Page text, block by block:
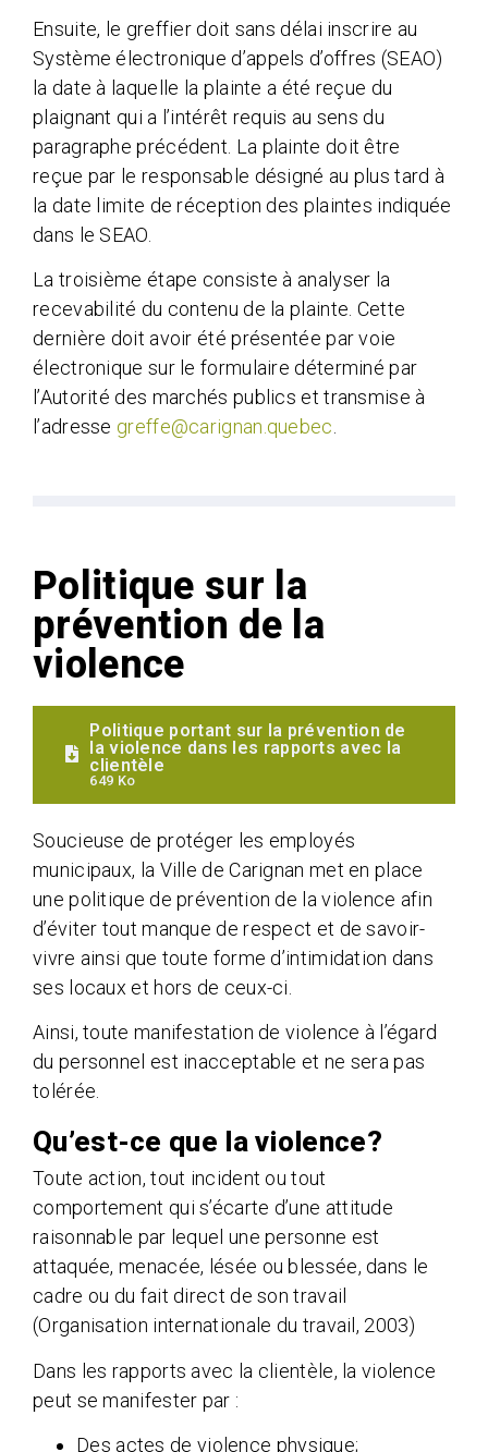
Ensuite, le greffier doit sans délai inscrire au
Système électronique d’appels d’offres (SEAO)
la date à laquelle la plainte a été reçue du
plaignant qui a l’intérêt requis au sens du
paragraphe précédent. La plainte doit être
reçue par le responsable désigné au plus tard à
la date limite de réception des plaintes indiquée
dans le SEAO.
La troisième étape consiste à analyser la
recevabilité du contenu de la plainte. Cette
dernière doit avoir été présentée par voie
électronique sur le formulaire déterminé par
l’Autorité des marchés publics et transmise à
l’adresse greffe@carignan.quebec.
Politique sur la
prévention de la
violence
Politique portant sur la prévention de
la violence dans les rapports avec la
clientèle
649 Ko
Soucieuse de protéger les employés
municipaux, la Ville de Carignan met en place
une politique de prévention de la violence afin
d’éviter tout manque de respect et de savoir-
vivre ainsi que toute forme d’intimidation dans
ses locaux et hors de ceux-ci.
Ainsi, toute manifestation de violence à l’égard
du personnel est inacceptable et ne sera pas
tolérée.
Qu’est-ce que la violence?
Toute action, tout incident ou tout
comportement qui s’écarte d’une attitude
raisonnable par lequel une personne est
attaquée, menacée, lésée ou blessée, dans le
cadre ou du fait direct de son travail
(Organisation internationale du travail, 2003)
Dans les rapports avec la clientèle, la violence
peut se manifester par :
Des actes de violence physique;